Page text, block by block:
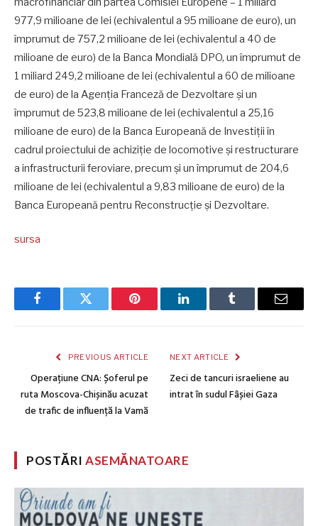
977,9 milioane de lei (echivalentul a 95 milioane de euro), un
împrumut de 757,2 milioane de lei (echivalentul a 40 de
milioane de euro) de la Banca Mondială DPO, un împrumut de
1 miliard 249,2 milioane de lei (echivalentul a 60 de milioane
de euro) de la Agenția Franceză de Dezvoltare și un
împrumut de 523,8 milioane de lei (echivalentul a 25,16
milioane de euro) de la Banca Europeană de Investiții în
cadrul proiectului de achiziție de locomotive și restructurare
a infrastructurii feroviare, precum și un împrumut de 204,6
milioane de lei (echivalentul a 9,83 milioane de euro) de la
Banca Europeană pentru Reconstrucție și Dezvoltare.
sursa
FacebookTwitter Pinterest LinkedInTumblr Email
PREVIOUS ARTICLE
Operațiune CNA: Șoferul pe
ruta Moscova-Chișinău acuzat
de trafic de influență la Vamă
NEXT ARTICLE
Zeci de tancuri israeliene au
intrat în sudul Fâșiei Gaza
POSTĂRIASEMĂNATOARE